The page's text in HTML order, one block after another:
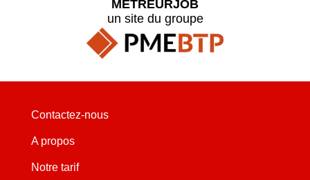
METREURJOB
un site du groupe
Contactez-nous
A propos
Notre tarif